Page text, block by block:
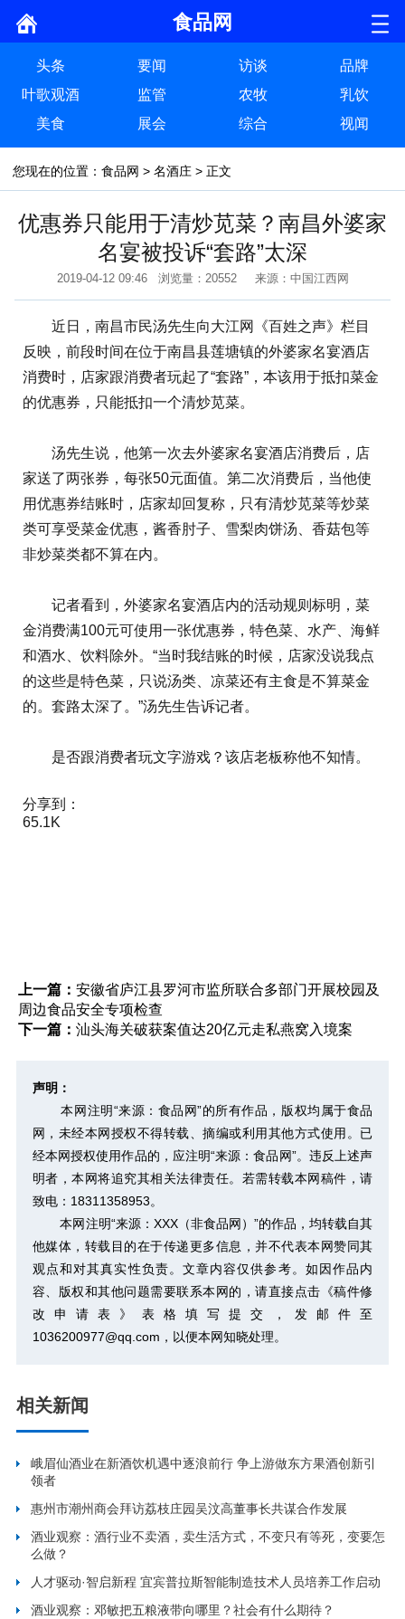
食品网
头条 要闻 访谈
品牌
叶歌观酒
监管 农牧
乳饮
美食
展会 综合 视闻
您现在的位置： 食品网 > 名酒庄 > 正文
优惠券只能用于清炒苋菜？南昌外婆家
名宴被投诉“套路”太深
2019-04-12 09:46 浏览量：20552 来源：中国江西网
近日，南昌市民汤先生向大江网《百姓之声》栏目
反映，前段时间在位于南昌县莲塘镇的外婆家名宴酒店
消费时，店家跟消费者玩起了“套路”，本该用于抵扣菜金
的优惠券，只能抵扣一个清炒苋菜。
汤先生说，他第一次去外婆家名宴酒店消费后，店
家送了两张券，每张50元面值。第二次消费后，当他使
用优惠券结账时，店家却回复称，只有清炒苋菜等炒菜
类可享受菜金优惠，酱香肘子、雪梨肉饼汤、香菇包等
非炒菜类都不算在内。
记者看到，外婆家名宴酒店内的活动规则标明，菜
金消费满100元可使用一张优惠券，特色菜、水产、海鲜
和酒水、饮料除外。“当时我结账的时候，店家没说我点
的这些是特色菜，只说汤类、凉菜还有主食是不算菜金
的。套路太深了。”汤先生告诉记者。
是否跟消费者玩文字游戏？该店老板称他不知情。
分享到：
65.1K
上一篇： 安徽省庐江县罗河市监所联合多部门开展校园及
周边食品安全专项检查
下一篇： 汕头海关破获案值达20亿元走私燕窝入境案
声明：
本网注明“来源：食品网”的所有作品，版权均属于食品
网，未经本网授权不得转载、摘编或利用其他方式使用。已
经本网授权使用作品的，应注明“来源：食品网”。违反上述声
明者，本网将追究其相关法律责任。若需转载本网稿件，请
致电：18311358953。
本网注明“来源：XXX（非食品网）”的作品，均转载自其
他媒体，转载目的在于传递更多信息，并不代表本网赞同其
观点和对其真实性负责。文章内容仅供参考。如因作品内
容、版权和其他问题需要联系本网的，请直接点击 《稿件修
改申请表》 表格填写提交，发邮件至
1036200977@qq.com，以便本网知晓处理。
相关新闻
峨眉仙酒业在新酒饮机遇中逐浪前行 争上游做东方果酒创新引
领者
惠州市潮州商会拜访荔枝庄园吴汶高董事长共谋合作发展
酒业观察：酒行业不卖酒，卖生活方式，不变只有等死，变要怎
么做？
人才驱动·智启新程 宜宾普拉斯智能制造技术人员培养工作启动
酒业观察：邓敏把五粮液带向哪里？社会有什么期待？